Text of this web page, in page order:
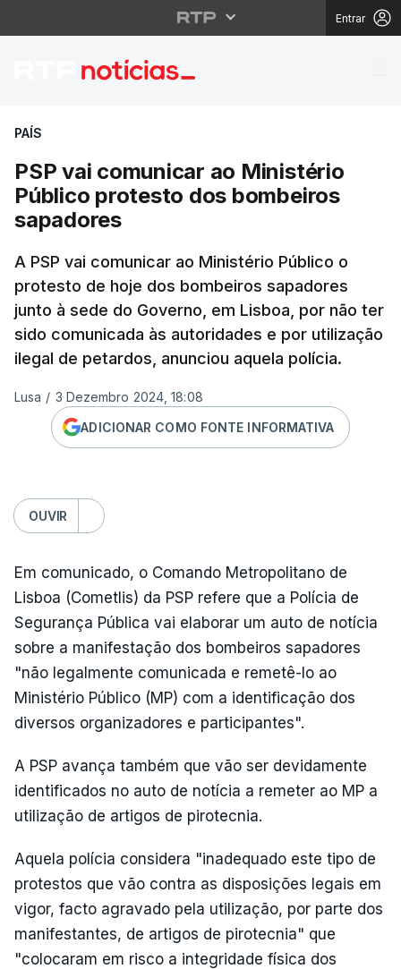
Entrar
PSP vai comunicar
PAÍS
PSP vai comunicar ao Ministério
Público protesto dos bombeiros
sapadores
A PSP vai comunicar ao Ministério Público o
protesto de hoje dos bombeiros sapadores
junto à sede do Governo, em Lisboa, por não ter
sido comunicada às autoridades e por utilização
ilegal de petardos, anunciou aquela polícia.
Lusa / 3 Dezembro 2024, 18:08
ADICIONAR COMO FONTE INFORMATIVA
OUVIR
Em comunicado, o Comando Metropolitano de
Lisboa (Cometlis) da PSP refere que a Polícia de
Segurança Pública vai elaborar um auto de notícia
sobre a manifestação dos bombeiros sapadores
"não legalmente comunicada e remetê-lo ao
Ministério Público (MP) com a identificação dos
diversos organizadores e participantes".
A PSP avança também que vão ser devidamente
identificados no auto de notícia a remeter ao MP a
utilização de artigos de pirotecnia.
Aquela polícia considera "inadequado este tipo de
protestos que vão contra as disposições legais em
vigor, facto agravado pela utilização, por parte dos
manifestantes, de artigos de pirotecnia" que
"colocaram em risco a integridade física dos